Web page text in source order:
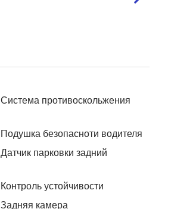
Система противоскольжения
Подушка безопасноти водителя
Датчик парковки задний
Контроль устойчивости
Задняя камера